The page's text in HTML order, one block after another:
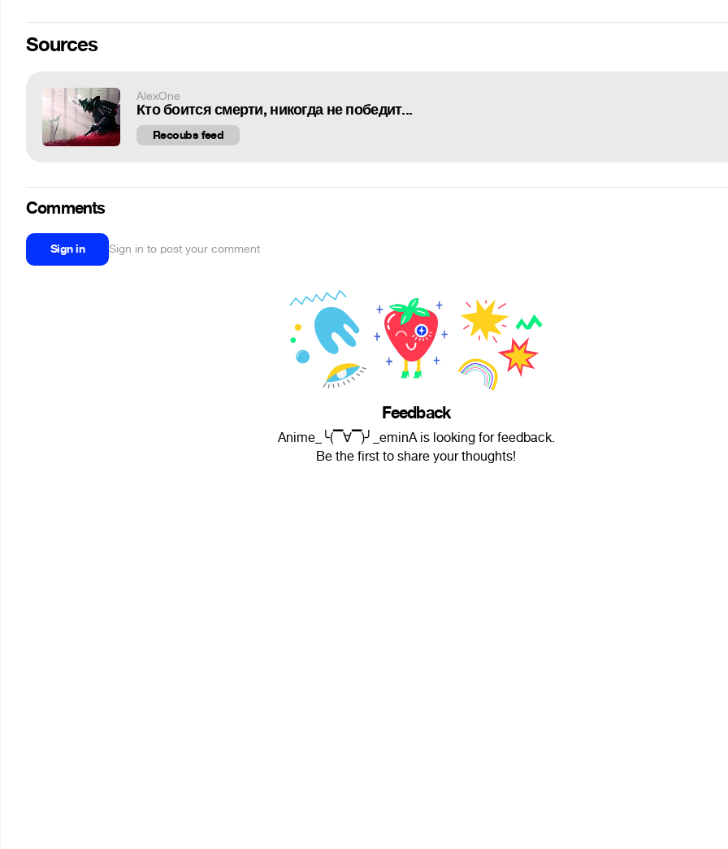
Sources
AlexOne
Кто боится смерти, никогда не победит...
Recoubs feed
Comments
Sign in Sign in to post your comment
Feedback
Anime_╰(▔∀▔)╯_eminA is looking for feedback.
Be the first to share your thoughts!